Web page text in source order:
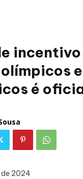
incentivo
e
é
de 2024